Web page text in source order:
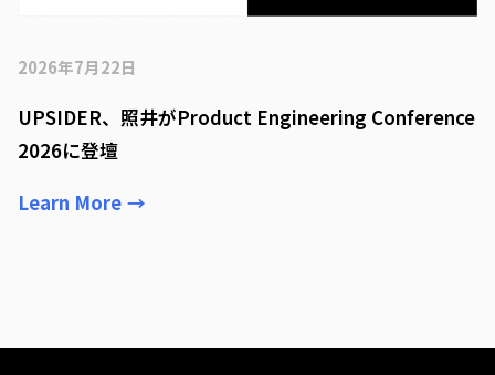
2026年7月22日
UPSIDER、照井がProduct Engineering Conference
2026に登壇
Learn More →